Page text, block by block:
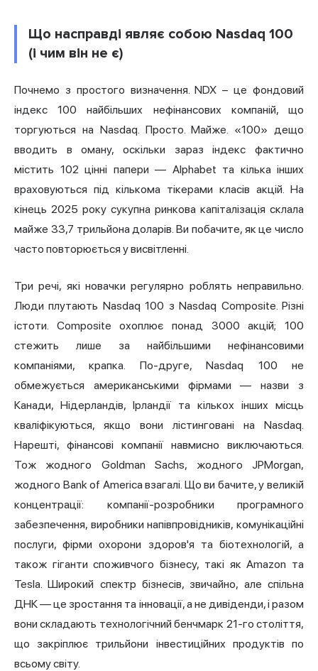
Що насправді являє собою Nasdaq 100
(і чим він не є)
Почнемо з простого визначення. NDX – це фондовий
індекс 100 найбільших нефінансових компаній, що
торгуються на Nasdaq. Просто. Майже. «100» дещо
вводить в оману, оскільки зараз індекс фактично
містить 102 цінні папери — Alphabet та кілька інших
враховуються під кількома тікерами класів акцій. На
кінець 2025 року сукупна ринкова капіталізація склала
майже 33,7 трильйона доларів. Ви побачите, як це число
часто повторюється у висвітленні.
Три речі, які новачки регулярно роблять неправильно.
Люди плутають Nasdaq 100 з Nasdaq Composite. Різні
істоти. Composite охоплює понад 3000 акцій; 100
стежить лише за найбільшими нефінансовими
компаніями, крапка. По-друге, Nasdaq 100 не
обмежується американськими фірмами — назви з
Канади, Нідерландів, Ірландії та кількох інших місць
кваліфікуються, якщо вони лістинговані на Nasdaq.
Нарешті, фінансові компанії навмисно виключаються.
Тож жодного Goldman Sachs, жодного JPMorgan,
жодного Bank of America взагалі. Що ви бачите, у великій
концентрації: компанії-розробники програмного
забезпечення, виробники напівпровідників, комунікаційні
послуги, фірми охорони здоров'я та біотехнологій, а
також гіганти споживчого бізнесу, такі як Amazon та
Tesla. Широкий спектр бізнесів, звичайно, але спільна
ДНК — це зростання та інновації, а не дивіденди, і разом
вони складають технологічний бенчмарк 21-го століття,
що закріплює трильйони інвестиційних продуктів по
всьому світу.